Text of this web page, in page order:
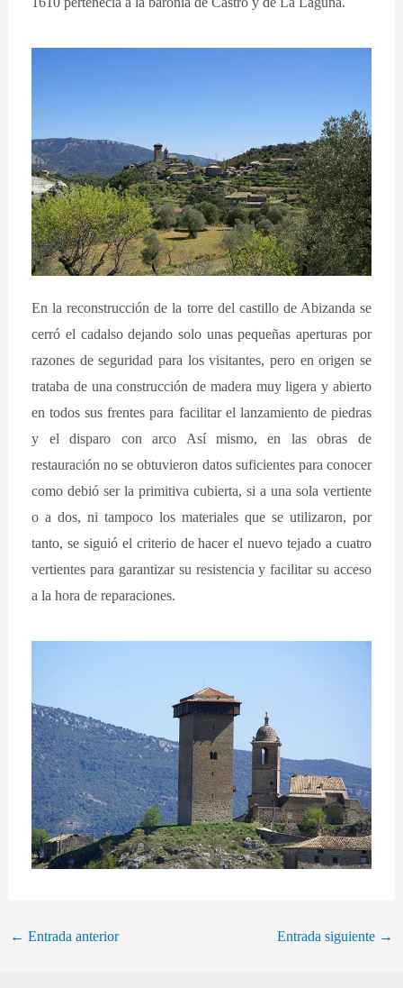
En la reconstrucción de la torre del castillo de Abizanda se
cerró el cadalso dejando solo unas pequeñas aperturas por
razones de seguridad para los visitantes, pero en origen se
trataba de una construcción de madera muy ligera y abierto
en todos sus frentes para facilitar el lanzamiento de piedras
y el disparo con arco Así mismo, en las obras de
restauración no se obtuvieron datos suficientes para conocer
como debió ser la primitiva cubierta, si a una sola vertiente
o a dos, ni tampoco los materiales que se utilizaron, por
tanto, se siguió el criterio de hacer el nuevo tejado a cuatro
vertientes para garantizar su resistencia y facilitar su acceso
a la hora de reparaciones.
← Entrada anterior Entrada siguiente →